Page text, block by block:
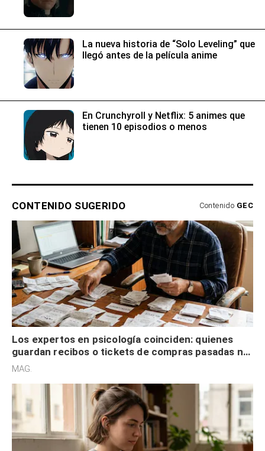
La nueva historia de “Solo Leveling” que
llegó antes de la película anime
En Crunchyroll y Netflix: 5 animes que
tienen 10 episodios o menos
CONTENIDO SUGERIDO Contenido GEC
Los expertos en psicología coinciden: quienes
guardan recibos o tickets de compras pasadas no
son acumuladores, sino que tienen necesidad de
MAG.